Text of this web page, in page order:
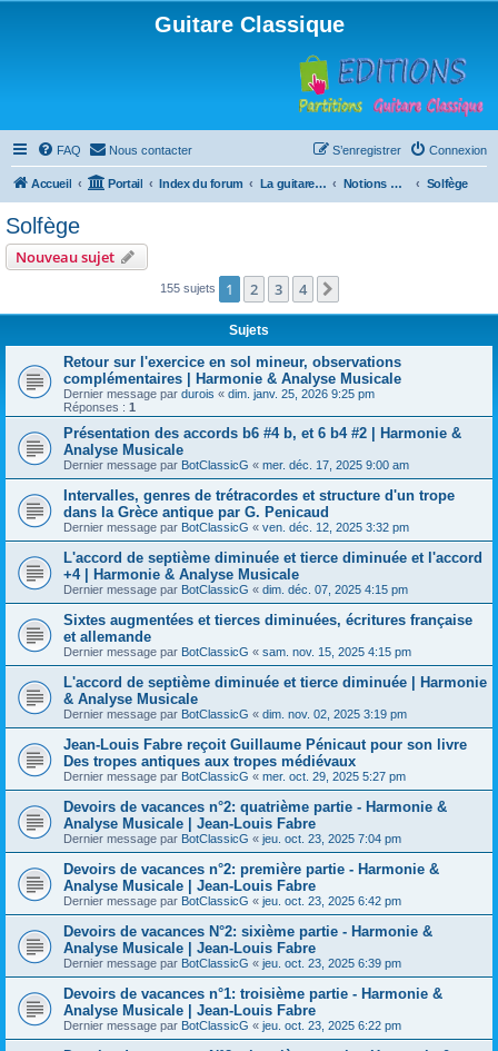
Guitare Classique
FAQ Nous contacter Connexion
S’enregistrer
Accueil Portail Index du forum La guitare : instrument, cours et théorie Notions musicales Solfège
Solfège
Nouveau sujet
155 sujets 1 2 3 4
Sujets
Retour sur l'exercice en sol mineur, observations
complémentaires | Harmonie & Analyse Musicale
Dernier message par durois « dim. janv. 25, 2026 9:25 pm
Réponses : 1
Présentation des accords b6 #4 b, et 6 b4 #2 | Harmonie &
Analyse Musicale
Dernier message par BotClassicG « mer. déc. 17, 2025 9:00 am
Intervalles, genres de trétracordes et structure d'un trope
dans la Grèce antique par G. Penicaud
Dernier message par BotClassicG « ven. déc. 12, 2025 3:32 pm
L'accord de septième diminuée et tierce diminuée et l'accord
+4 | Harmonie & Analyse Musicale
Dernier message par BotClassicG « dim. déc. 07, 2025 4:15 pm
Sixtes augmentées et tierces diminuées, écritures française
et allemande
Dernier message par BotClassicG « sam. nov. 15, 2025 4:15 pm
L'accord de septième diminuée et tierce diminuée | Harmonie
& Analyse Musicale
Dernier message par BotClassicG « dim. nov. 02, 2025 3:19 pm
Jean-Louis Fabre reçoit Guillaume Pénicaut pour son livre
Des tropes antiques aux tropes médiévaux
Dernier message par BotClassicG « mer. oct. 29, 2025 5:27 pm
Devoirs de vacances n°2: quatrième partie - Harmonie &
Analyse Musicale | Jean-Louis Fabre
Dernier message par BotClassicG « jeu. oct. 23, 2025 7:04 pm
Devoirs de vacances n°2: première partie - Harmonie &
Analyse Musicale | Jean-Louis Fabre
Dernier message par BotClassicG « jeu. oct. 23, 2025 6:42 pm
Devoirs de vacances N°2: sixième partie - Harmonie &
Analyse Musicale | Jean-Louis Fabre
Dernier message par BotClassicG « jeu. oct. 23, 2025 6:39 pm
Devoirs de vacances n°1: troisième partie - Harmonie &
Analyse Musicale | Jean-Louis Fabre
Dernier message par BotClassicG « jeu. oct. 23, 2025 6:22 pm